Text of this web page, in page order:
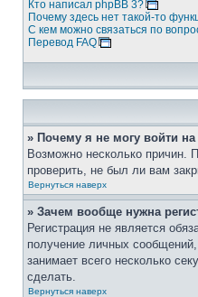
Кто написал phpBB 3?
Почему здесь нет такой-то
С кем можно связаться по
Перевод FAQ
» Почему я не могу войти
Возможно несколько причин.
проверить, не был ли вам
Вернуться наверх
» Зачем вообще нужна
Регистрация не является
получение личных
занимает всего несколько
сделать.
Вернуться наверх